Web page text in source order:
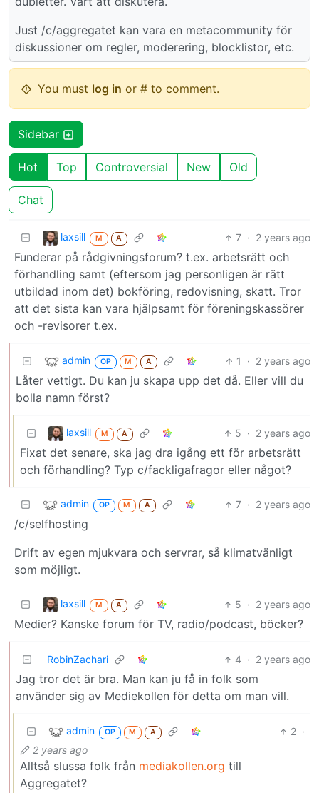
Just /c/aggregatet kan vara en metacommunity för
diskussioner om regler, moderering, blocklistor, etc.
You must log in or # to comment.
Sidebar
Hot Top Controversial New Old
Chat
laxsill M A 7 · 2 years ago
Funderar på rådgivningsforum? t.ex. arbetsrätt och
förhandling samt (eftersom jag personligen är rätt
utbildad inom det) bokföring, redovisning, skatt. Tror
att det sista kan vara hjälpsamt för föreningskassörer
och -revisorer t.ex.
admin OP M A 1 · 2 years ago
Låter vettigt. Du kan ju skapa upp det då. Eller vill du
bolla namn först?
laxsill M A 5 · 2 years ago
Fixat det senare, ska jag dra igång ett för arbetsrätt
och förhandling? Typ c/fackligafragor eller något?
admin OP M A 7 · 2 years ago
/c/selfhosting
Drift av egen mjukvara och servrar, så klimatvänligt
som möjligt.
laxsill M A 5 · 2 years ago
Medier? Kanske forum för TV, radio/podcast, böcker?
RobinZachari 4 · 2 years ago
Jag tror det är bra. Man kan ju få in folk som
använder sig av Mediekollen för detta om man vill.
admin OP M A 2 ·
2 years ago
Alltså slussa folk från mediakollen.org till
Aggregatet?